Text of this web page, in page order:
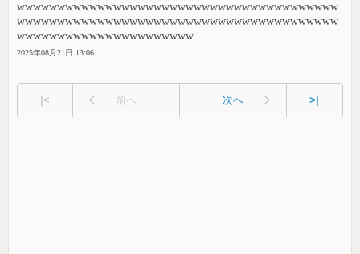
wwwwwwwwwwwwwwwwwwwwwwwwwwwwwwwwwwwwwwww
wwwwwwwwwwwwwwwwwwwwwwwwwwwwwwwwwwwwwwww
wwwwwwwwwwwwwwwwwwwwww
2025年08月21日 13:06
|< 前へ 次へ >|